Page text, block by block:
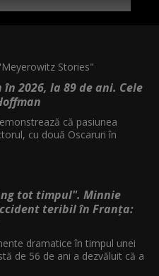
2026, la 89 de ani. Cele
că pasiunea
cu două Oscaruri în
tot timpul". Minnie
teribil în Franța:
dramatice în timpul unei
de 56 de ani a dezvăluit că a